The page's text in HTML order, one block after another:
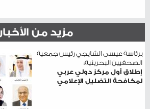
مزيد من الأخبار
برئاسة عيسى الشايجي رئيس جمعية
الصحفيين البحرينية:
إطلاق أول مركز دولي عربي
لمكافحة التضليل الإعلامي